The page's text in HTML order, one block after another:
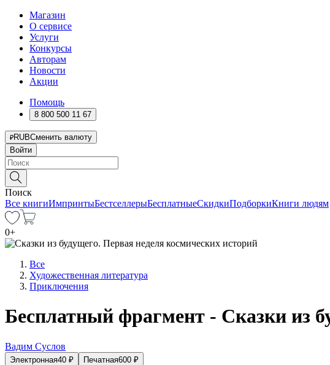
Магазин
О сервисе
Услуги
Конкурсы
Авторам
Новости
Акции
Помощь
8 800 500 11 67
RUBСменить валюту
Войти
Поиск
Все книгиИмпринтыБестселлерыБесплатныеСкидкиПодборкиКниги людям
0+
Все
Художественная литература
Приключения
Бесплатный фрагмент - Сказки из
Вадим Суслов
Электронная40 ₽ Печатная600 ₽